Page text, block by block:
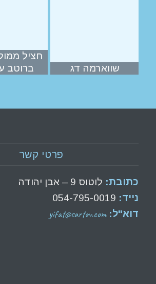
שווארמה דג
חציל
ברוטב
פרטי קשר
כתובת: לוטוס 9 – אבן יהודה
נייד: 054-795-0019
דוא"ל:yifat@sartov.com